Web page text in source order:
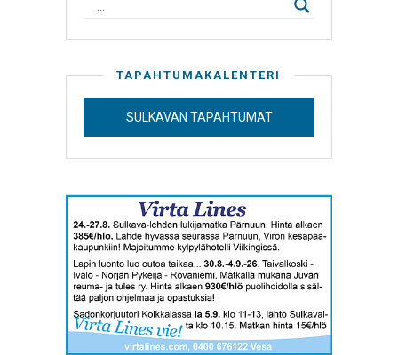
TAPAHTUMAKALENTERI
SULKAVAN TAPAHTUMAT